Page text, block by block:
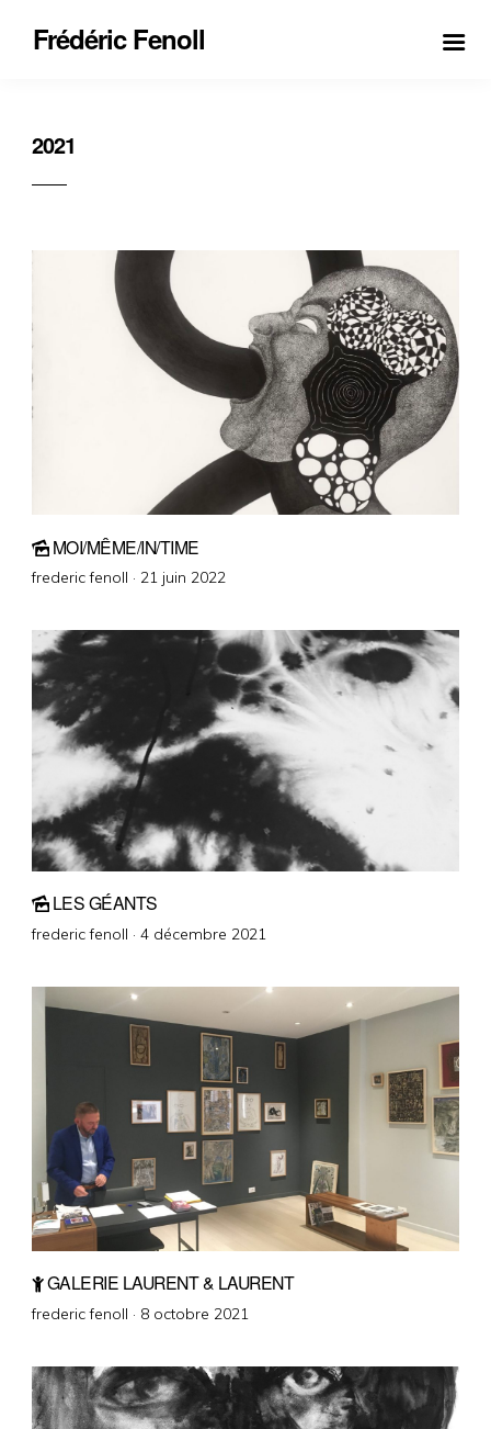
Frédéric Fenoll
2021
MOI/MÊME/IN/TIME
frederic fenoll · Posted
21 juin 2022
LES GÉANTS
frederic fenoll · Posted
4 décembre 2021
GALERIE LAURENT & LAURENT
frederic fenoll · Posted
8 octobre 2021